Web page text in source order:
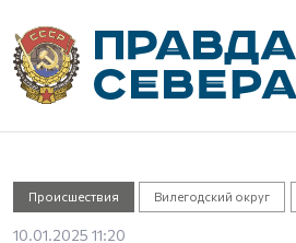
Происшествия Вилегодский округ
10.01.2025 11:20